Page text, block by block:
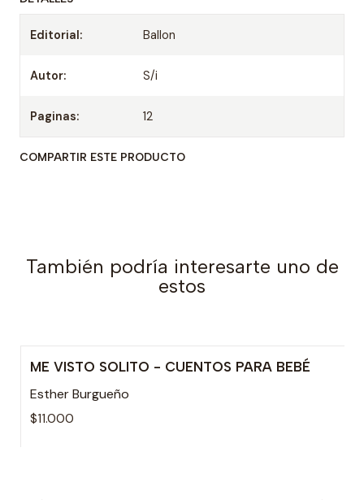
Editorial: Ballon
Autor: S/i
Paginas: 12
COMPARTIR ESTE PRODUCTO
También podría interesarte uno de
estos
ME VISTO SOLITO - CUENTOS PARA BEBÉ
Esther Burgueño
$11.000